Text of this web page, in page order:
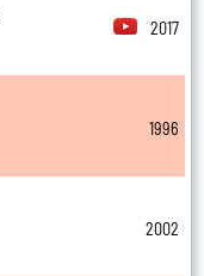
2017
1996
2002